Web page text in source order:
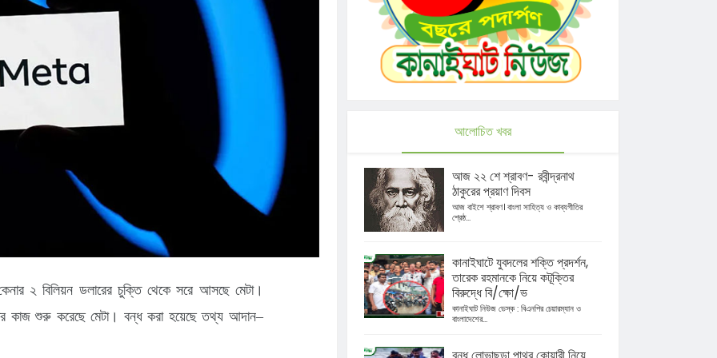
পালনে
আসছেন
সমাবেশ,
জব্দ
২ বিলিয়ন ডলারের চুক্তি থেকে সরে আসছে মেটা।
কাজ শুরু করেছে মেটা। বন্ধ করা হয়েছে তথ্য আদান–
আলোচিত খবর
আজ ২২ শে শ্রাবণ- রবীন্দ্রনাথ
ঠাকুরের প্রয়াণ দিবস
আজ বাইশে শ্রাবণ। বাংলা সাহিত্য ও কাব্যগীতির
শ্রেষ্ঠ...
কানাইঘাটে যুবদলের শক্তি প্রদর্শন,
তারেক রহমানকে নিয়ে কটূক্তির
বিরুদ্ধে বি/ক্ষো/ভ
কানাইঘাট নিউজ ডেস্ক : বিএনপির চেয়ারম্যান ও
বাংলাদেশের...